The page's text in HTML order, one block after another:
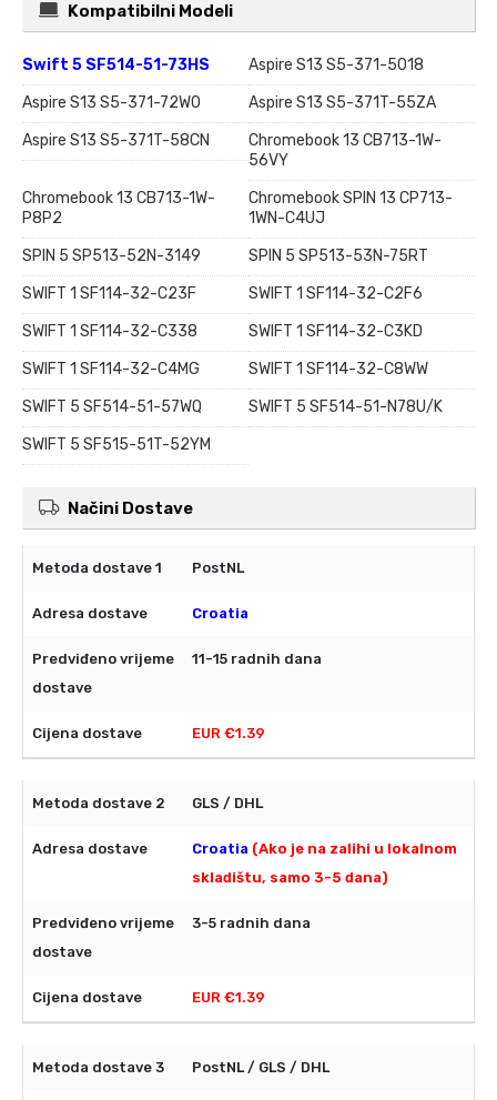
Kompatibilni Modeli
Swift 5 SF514-51-73HS
Aspire S13 S5-371-5018
Aspire S13 S5-371-72W0
Aspire S13 S5-371T-55ZA
Aspire S13 S5-371T-58CN
Chromebook 13 CB713-1W-
56VY
Chromebook 13 CB713-1W-
P8P2
Chromebook SPIN 13 CP713-
1WN-C4UJ
SPIN 5 SP513-52N-3149
SPIN 5 SP513-53N-75RT
SWIFT 1 SF114-32-C23F
SWIFT 1 SF114-32-C2F6
SWIFT 1 SF114-32-C338
SWIFT 1 SF114-32-C3KD
SWIFT 1 SF114-32-C4MG
SWIFT 1 SF114-32-C8WW
SWIFT 5 SF514-51-57WQ
SWIFT 5 SF514-51-N78U/K
SWIFT 5 SF515-51T-52YM
Načini Dostave
PostNL
Croatia
11-15 radnih dana
EUR €1.39
GLS / DHL
Croatia (Ako je na zalihi u lokalnom
skladištu, samo 3-5 dana)
3-5 radnih dana
EUR €1.39
PostNL / GLS / DHL